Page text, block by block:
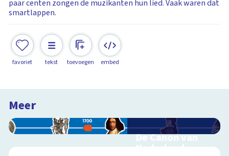
paar centen zongen de muzikanten hun lied. Vaak waren dat
smartlappen.
favoriet tekst toevoegen embed
Meer
De Canon van
Nederland